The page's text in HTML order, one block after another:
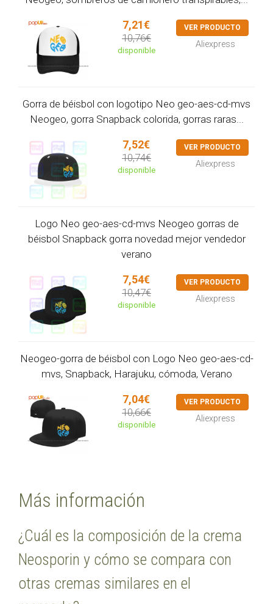
7,21€
10,76€
disponible
VER PRODUCTO
Aliexpress
Gorra de béisbol con logotipo Neo geo-aes-cd-mvs
Neogeo, gorra Snapback colorida, gorras raras...
7,52€
10,74€
disponible
VER PRODUCTO
Aliexpress
Logo Neo geo-aes-cd-mvs Neogeo gorras de
béisbol Snapback gorra novedad mejor vendedor
verano
7,54€
10,47€
disponible
VER PRODUCTO
Aliexpress
Neogeo-gorra de béisbol con Logo Neo geo-aes-cd-
mvs, Snapback, Harajuku, cómoda, Verano
7,04€
10,66€
disponible
VER PRODUCTO
Aliexpress
Más información
¿Cuál es la composición de la crema
Neosporin y cómo se compara con
otras cremas similares en el